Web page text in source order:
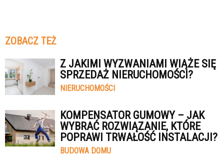
ZOBACZ TEŻ
Z JAKIMI WYZWANIAMI WIĄŻE SIĘ
SPRZEDAŻ NIERUCHOMOŚCI?
NIERUCHOMOŚCI
KOMPENSATOR GUMOWY – JAK
WYBRAĆ ROZWIĄZANIE, KTÓRE
POPRAWI TRWAŁOŚĆ INSTALACJI?
BUDOWA DOMU